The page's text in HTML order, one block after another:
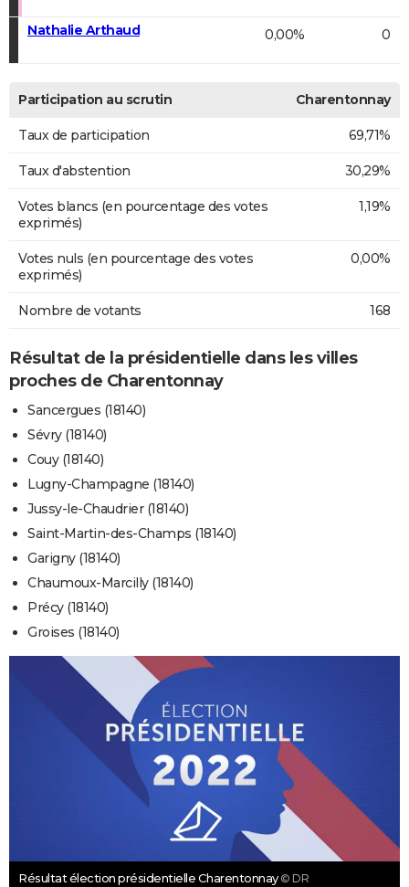
Nathalie Arthaud 0,00% 0
Participation au scrutin Charentonnay
Taux de participation 69,71%
Taux d'abstention 30,29%
Votes blancs (en pourcentage des votes
exprimés)
1,19%
Votes nuls (en pourcentage des votes
exprimés)
0,00%
Nombre de votants 168
Résultat de la présidentielle dans les villes
proches de Charentonnay
Sancergues (18140)
Sévry (18140)
Couy (18140)
Lugny-Champagne (18140)
Jussy-le-Chaudrier (18140)
Saint-Martin-des-Champs (18140)
Garigny (18140)
Chaumoux-Marcilly (18140)
Précy (18140)
Groises (18140)
Résultat élection présidentielle Charentonnay © DR